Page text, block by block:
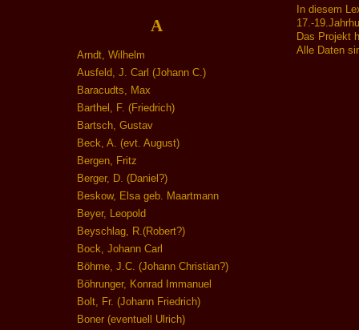
A
Arndt, Wilhelm
Ausfeld, J. Carl (Johann C.)
Baracudts, Max
Barthel, F. (Friedrich)
Bartsch, Gustav
Beck, A. (evt. August)
Bergen, Fritz
Berger, D. (Daniel?)
Beskow, Elsa geb. Maartmann
Beyer, Leopold
Beyschlag, R.(Robert?)
Bock, Johann Carl
Böhme, J.C. (Johann Christian?)
Böhrunger, Konrad Immanuel
Bolt, Fr. (Johann Friedrich)
Boner (eventuell Ulrich)
In diesem
17.-
Das Projekt
Alle Daten